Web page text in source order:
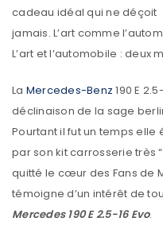
cadeau idéal qui ne déçoit
jamais. L’art comme
L’art et l’automobile : deux
La Mercedes-Benz 190 E
déclinaison de la sage
Pourtant il fut un temps
par son kit carrosserie très
quitté le cœur des Fans de
témoigne d’un intérêt de
Mercedes 190 E 2.5-16 Evo.